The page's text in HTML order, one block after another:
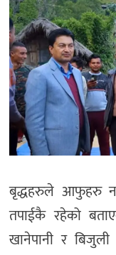
बृद्धहरुले आफुहरु
तपाईकै रहेको
खानेपानी र